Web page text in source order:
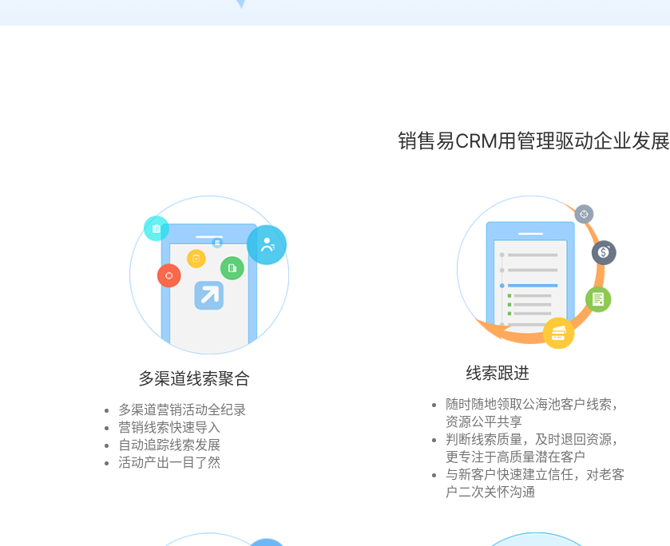
销售易CRM用管理驱动企业发展
多渠道线索聚合
多渠道营销活动全纪录
营销线索快速导入
自动追踪线索发展
活动产出一目了然
线索跟进
随时随地领取公海池客户线索，
资源公平共享
判断线索质量，及时退回资源，
更专注于高质量潜在客户
与新客户快速建立信任，对老客
户二次关怀沟通